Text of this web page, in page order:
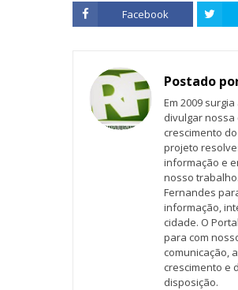
Facebook
Postado
Em 2009
divulgar
crescimento
projeto
informação e
nosso
Fernandes
informação,
cidade. O
para com
comunicação,
crescimento e
disposição.